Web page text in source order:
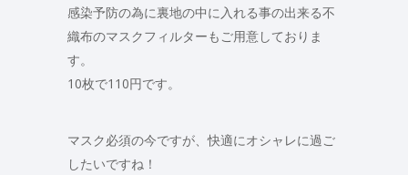
感染予防の為に裏地の中に入れる事の出来る不
織布のマスクフィルターもご用意しておりま
す。
10枚で110円です。
マスク必須の今ですが、快適にオシャレに過ご
したいですね！